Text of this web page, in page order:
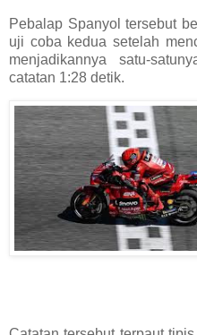
Pebalap Spanyol tersebut
uji coba kedua setelah
menjadikannya satu-
catatan 1:28 detik.